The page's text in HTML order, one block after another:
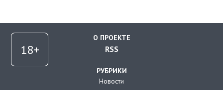
О ПРОЕКТЕ
RSS
РУБРИКИ
Новости